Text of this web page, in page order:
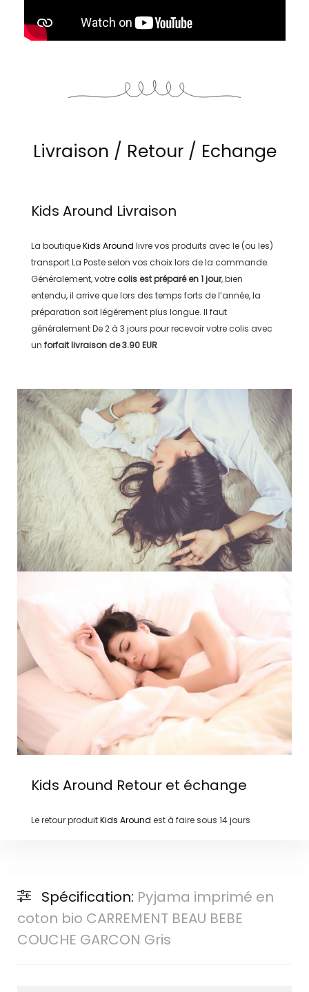
Livraison / Retour / Echange
Kids Around Livraison
La boutiqueKids Around livre vos produits avec le (ou les)
transportLa Posteselon vos choix lors de la commande.
Généralement, votre colis est préparé en1 jour, bien
entendu, il arrive que lors des temps forts de l’année, la
préparation soit légérement plus longue. Il faut
généralementDe 2 à 3 jours pour recevoir votre colis avec
un forfait livraison de3.90 EUR
Kids Around Retour et échange
Le retour produitKids Around est à faire sous 14 jours
Spécification: Pyjama imprimé en
coton bio CARREMENT BEAU BEBE
COUCHE GARCON Gris